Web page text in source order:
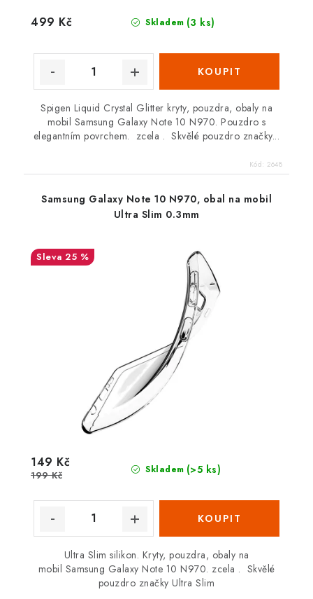
Skladem (3 ks)
499 Kč
Spigen Liquid Crystal Glitter kryty, pouzdra, obaly na
mobil Samsung Galaxy Note 10 N970. Pouzdro s
elegantním povrchem. zcela . Skvělé pouzdro značky...
Kód: 2648
Samsung Galaxy Note 10 N970, obal na mobil
Ultra Slim 0.3mm
25 %
Skladem (>5 ks)
149 Kč
199 Kč
Ultra Slim silikon. Kryty, pouzdra, obaly na
mobil Samsung Galaxy Note 10 N970. zcela . Skvělé
pouzdro značky Ultra Slim